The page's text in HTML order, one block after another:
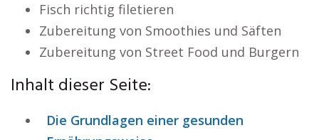
Fisch richtig filetieren
Zubereitung von Smoothies und Säften
Zubereitung von Street Food und Burgern
Inhalt dieser Seite:
Die Grundlagen einer gesunden